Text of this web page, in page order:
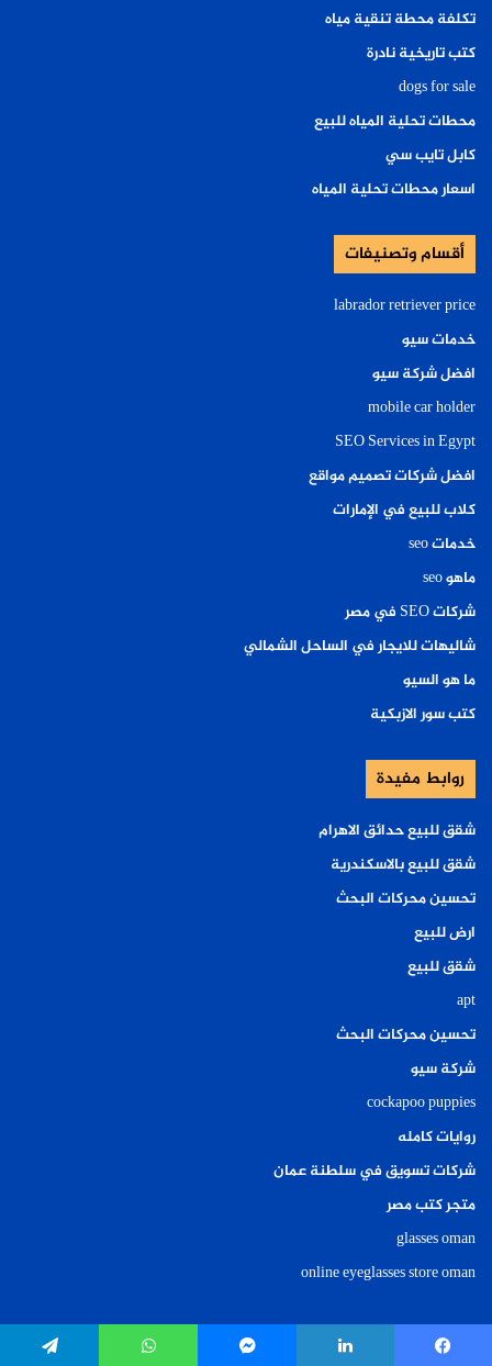
تكلفة محطة تنقية مياه
كتب تاريخية نادرة
dogs for sale
محطات تحلية المياه للبيع
كابل تايب سي
اسعار محطات تحلية المياه
أقسام وتصنيفات
labrador retriever price
خدمات سيو
افضل شركة سيو
mobile car holder
SEO Services in Egypt
افضل شركات تصميم مواقع
كلاب للبيع في الإمارات
خدمات seo
ماهو seo
شركات SEO في مصر
شاليهات للايجار في الساحل الشمالي
ما هو السيو
كتب سور الازبكية
روابط مفيدة
شقق للبيع حدائق الاهرام
شقق للبيع بالاسكندرية
تحسين محركات البحث
ارض للبيع
شقق للبيع
apt
تحسين محركات البحث
شركة سيو
cockapoo puppies
روايات كامله
شركات تسويق في سلطنة عمان
متجر كتب مصر
glasses oman
online eyeglasses store oman